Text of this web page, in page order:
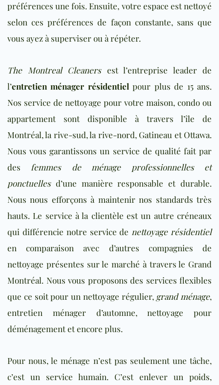
préférences une fois. Ensuite, votre espace est nettoyé
selon ces préférences de façon constante, sans que
vous ayez à superviser ou à répéter.
The Montreal Cleanersest l’entreprise leader de
l’entretien ménager résidentielpour plus de 15 ans.
Nos service de nettoyage pour votre maison, condo ou
appartement sont disponible à travers l’île de
Montréal, la rive-sud, la rive-nord, Gatineau et Ottawa.
Nous vous garantissons un service de qualité fait par
desfemmes de ménageprofessionnelles et
ponctuellesd’une manière responsable et durable.
Nous nous efforçons à maintenir nos standards très
hauts. Le service à la clientèle est un autre créneaux
qui différencie notre service denettoyage résidentiel
en comparaison avec d’autres compagnies de
nettoyage présentes sur le marché à travers le Grand
Montréal. Nous vous proposons des services flexibles
que ce soit pour un nettoyage régulier, grand ménage,
entretien ménager d’automne, nettoyage pour
déménagement et encore plus.
Pour nous, le ménage n’est pas seulement une tâche,
c’est un service humain. C’est enlever un poids,